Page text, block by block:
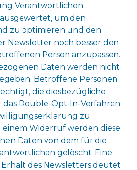
Verantwortlichen
um den
zu optimieren und den
Newsletter noch besser den
Person anzupassen.
Daten werden nicht
Betroffene Personen
die diesbezügliche
das Double-Opt-In-Verfahren
zu
Widerruf werden diese
Daten von dem für die
gelöscht. Eine
des Newsletters deutet